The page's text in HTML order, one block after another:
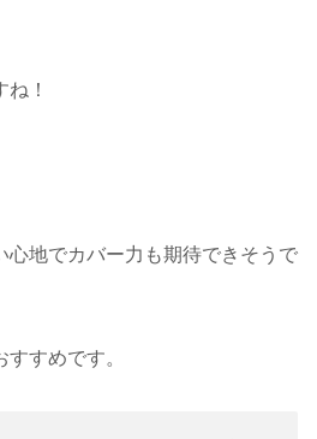
！
心地でカバー力 も期待できそうで
すめです。